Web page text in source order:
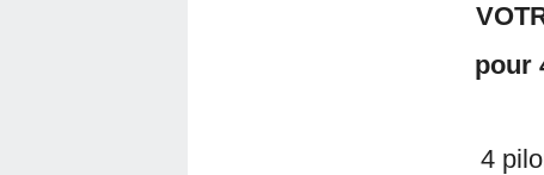
pour
4